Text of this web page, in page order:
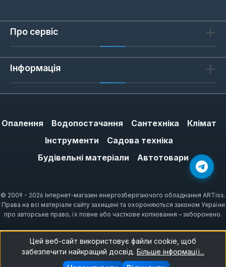
Про сервіс
Інформація
Опалення Водопостачання Сантехніка
Клімат
Інструменти
Садова техніка
Будівельні матеріали
Автотовари
© 2009 - 2026 Інтернет-магазин енергозберігаючого обладнання ARTiss.
Права на всі матеріали сайту захищені та охороняються законом України
про авторське право, їх повне або часткове копіювання – заборонено.
Цей веб-сайт використовує файли cookie, щоб
забезпечити найкращий досвід. Більше інформації...